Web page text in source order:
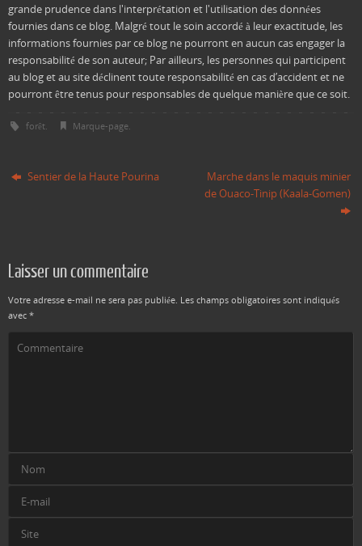
grande prudence dans l'interprétation et l'utilisation des données
fournies dans ce blog. Malgré tout le soin accordé à leur exactitude, les
informations fournies par ce blog ne pourront en aucun cas engager la
responsabilité de son auteur; Par ailleurs, les personnes qui participent
au blog et au site déclinent toute responsabilité en cas d’accident et ne
pourront être tenus pour responsables de quelque manière que ce soit.
forêt. Marque-page.
Sentier de la Haute Pourina
Marche dans le maquis minier
de Ouaco-Tinip (Kaala-Gomen)
Laisser un commentaire
Votre adresse e-mail ne sera pas publiée. Les champs obligatoires sont indiqués
avec *